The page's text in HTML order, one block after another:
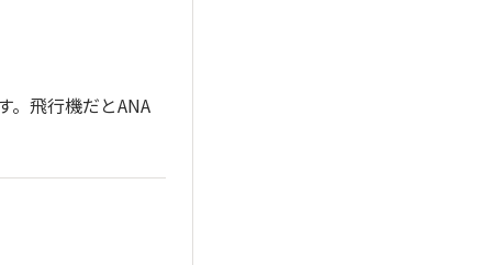
。飛行機だとANA